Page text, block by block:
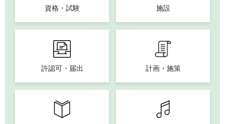
資格・試験 施設
許認可・届出 計画・施策